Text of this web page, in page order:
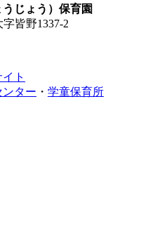
じょう）保育園
皆野1337-2
ト
ター ・ 学童保育所